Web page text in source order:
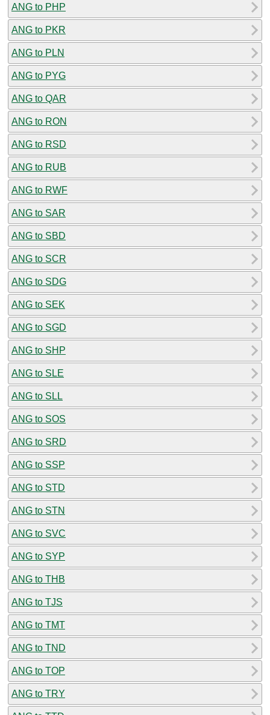
ANG to PHP
ANG to PKR
ANG to PLN
ANG to PYG
ANG to QAR
ANG to RON
ANG to RSD
ANG to RUB
ANG to RWF
ANG to SAR
ANG to SBD
ANG to SCR
ANG to SDG
ANG to SEK
ANG to SGD
ANG to SHP
ANG to SLE
ANG to SLL
ANG to SOS
ANG to SRD
ANG to SSP
ANG to STD
ANG to STN
ANG to SVC
ANG to SYP
ANG to THB
ANG to TJS
ANG to TMT
ANG to TND
ANG to TOP
ANG to TRY